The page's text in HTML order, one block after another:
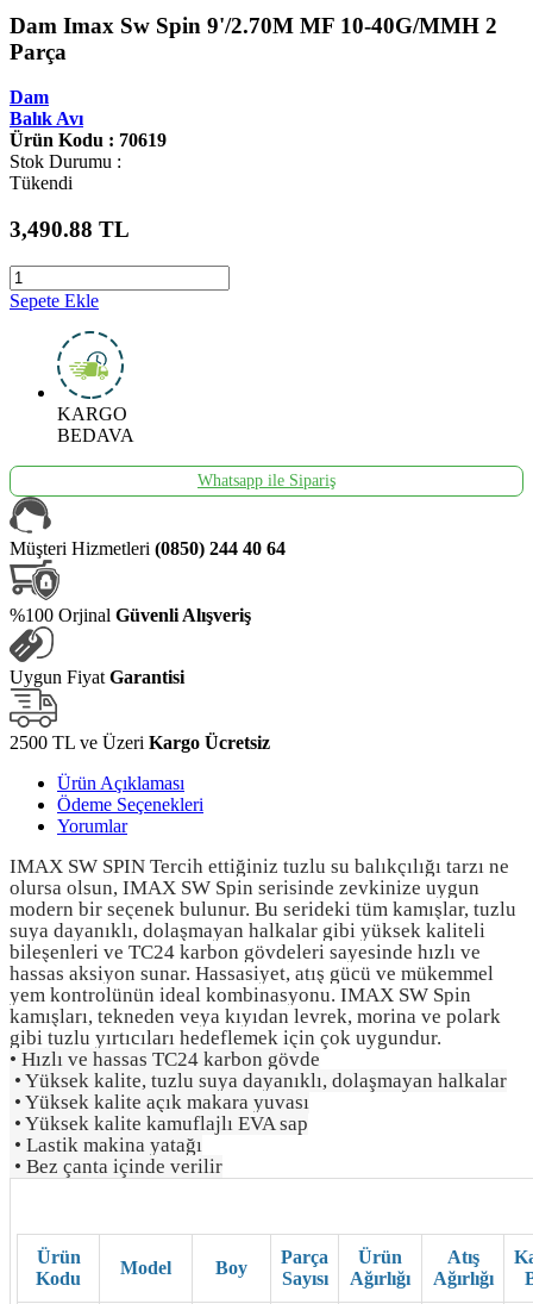
Dam Imax Sw Spin 9'/2.70M MF 10-40G/MMH 2
Parça
Dam
Balık Avı
Ürün Kodu : 70619
Stok Durumu :
Tükendi
3,490.88 TL
Sepete Ekle
KARGO
BEDAVA
Whatsapp ile Sipariş
Müşteri Hizmetleri (0850) 244 40 64
%100 Orjinal Güvenli Alışveriş
Uygun Fiyat Garantisi
2500 TL ve Üzeri Kargo Ücretsiz
Ürün Açıklaması
Ödeme Seçenekleri
Yorumlar
IMAX SW SPIN Tercih ettiğiniz tuzlu su balıkçılığı tarzı ne
olursa olsun, IMAX SW Spin serisinde zevkinize uygun
modern bir seçenek bulunur. Bu serideki tüm kamışlar, tuzlu
suya dayanıklı, dolaşmayan halkalar gibi yüksek kaliteli
bileşenleri ve TC24 karbon gövdeleri sayesinde hızlı ve
hassas aksiyon sunar. Hassasiyet, atış gücü ve mükemmel
yem kontrolünün ideal kombinasyonu. IMAX SW Spin
kamışları, tekneden veya kıyıdan levrek, morina ve polark
gibi tuzlu yırtıcıları hedeflemek için çok uygundur.
• Hızlı ve hassas TC24 karbon gövde
• Yüksek kalite, tuzlu suya dayanıklı, dolaşmayan halkalar
• Yüksek kalite açık makara yuvası
• Yüksek kalite kamuflajlı EVA sap
• Lastik makina yatağı
• Bez çanta içinde verilir
Ürün
Kodu
Model Boy
Parça
Sayısı
Ürün
Ağırlığı
Atış
Ağırlığı